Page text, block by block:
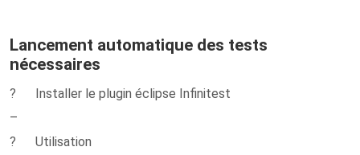
Lancement automatique des tests
nécessaires
? Installer le plugin éclipse Infinitest
–
? Utilisation